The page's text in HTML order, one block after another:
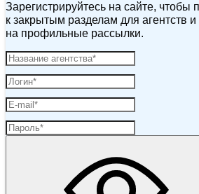
Зарегистрируйтесь на сайте, чтобы
к закрытым разделам для агентств и
на профильные рассылки.